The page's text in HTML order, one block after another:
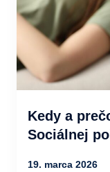
Kedy a
Sociálnej
19. marca 2026